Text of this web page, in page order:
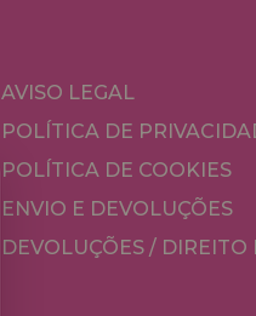
AVISO LEGAL
POLÍTICA DE
POLÍTICA DE COOKIES
ENVIO E DEVOLUÇÕES
DEVOLUÇÕES / DIREITO